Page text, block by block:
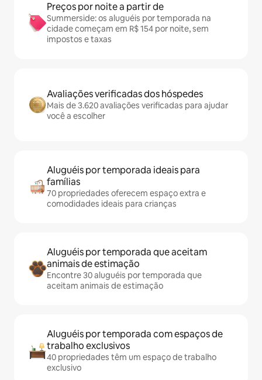
Preços por noite a partir de
Summerside: os aluguéis por temporada na
cidade começam em R$ 154 por noite, sem
impostos e taxas
Avaliações verificadas dos hóspedes
Mais de 3.620 avaliações verificadas para ajudar
você a escolher
Aluguéis por temporada ideais para
famílias
70 propriedades oferecem espaço extra e
comodidades ideais para crianças
Aluguéis por temporada que aceitam
animais de estimação
Encontre 30 aluguéis por temporada que
aceitam animais de estimação
Aluguéis por temporada com espaços de
trabalho exclusivos
40 propriedades têm um espaço de trabalho
exclusivo